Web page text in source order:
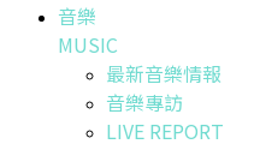
音樂
MUSIC
最新音樂情報
音樂專訪
LIVE REPORT